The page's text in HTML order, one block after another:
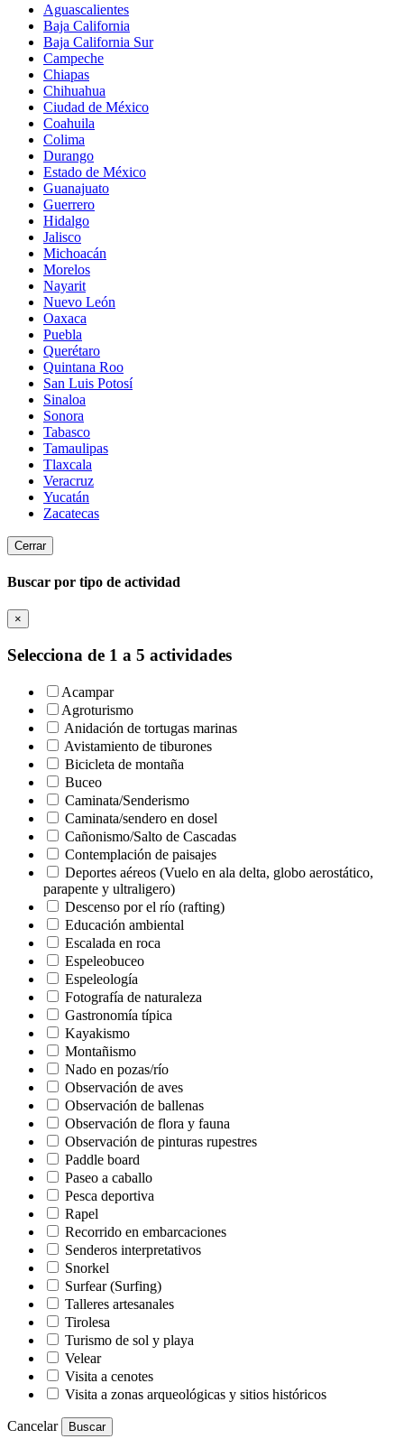
Aguascalientes
Baja California
Baja California Sur
Campeche
Chiapas
Chihuahua
Ciudad de México
Coahuila
Colima
Durango
Estado de México
Guanajuato
Guerrero
Hidalgo
Jalisco
Michoacán
Morelos
Nayarit
Nuevo León
Oaxaca
Puebla
Querétaro
Quintana Roo
San Luis Potosí
Sinaloa
Sonora
Tabasco
Tamaulipas
Tlaxcala
Veracruz
Yucatán
Zacatecas
Cerrar
Buscar por tipo de actividad
×
Selecciona de 1 a 5 actividades
Acampar
Agroturismo
Anidación de tortugas marinas
Avistamiento de tiburones
Bicicleta de montaña
Buceo
Caminata/Senderismo
Caminata/sendero en dosel
Cañonismo/Salto de Cascadas
Contemplación de paisajes
Deportes aéreos (Vuelo en ala delta, globo aerostático,
parapente y ultraligero)
Descenso por el río (rafting)
Educación ambiental
Escalada en roca
Espeleobuceo
Espeleología
Fotografía de naturaleza
Gastronomía típica
Kayakismo
Montañismo
Nado en pozas/río
Observación de aves
Observación de ballenas
Observación de flora y fauna
Observación de pinturas rupestres
Paddle board
Paseo a caballo
Pesca deportiva
Rapel
Recorrido en embarcaciones
Senderos interpretativos
Snorkel
Surfear (Surfing)
Talleres artesanales
Tirolesa
Turismo de sol y playa
Velear
Visita a cenotes
Visita a zonas arqueológicas y sitios históricos
Cancelar Buscar